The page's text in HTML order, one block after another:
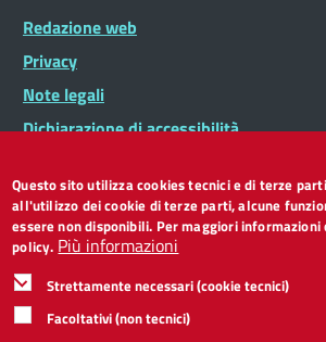
Footer
Widget
Footer
menu
Redazione web
Privacy
Note legali
Dichiarazione di accessibilità
Questo sito utilizza cookies tecnici e di terze
all'utilizzo dei cookie di terze parti, alcune
essere non disponibili. Per maggiori
policy. Più informazioni
Strettamente necessari (cookie tecnici)
Facoltativi (non tecnici)